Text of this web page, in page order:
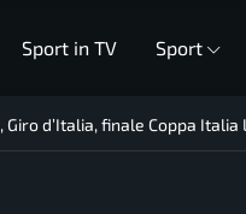
Sport in TV Sport
d’Italia, finale Coppa